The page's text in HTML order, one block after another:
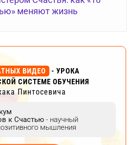
меняют жизнь
ВИДЕО
- УРОКА
СИСТЕМЕ ОБУЧЕНИЯ
Пинтосевича
к Счастью - научный
мышления